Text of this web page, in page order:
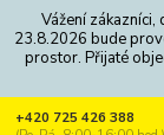
Vážení
23.8.2026 bude
prostor. Přijaté
+420 725 426 388